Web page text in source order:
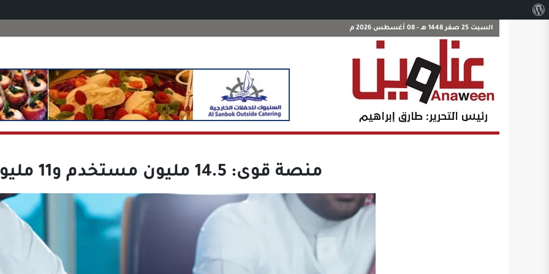
السبت 25 صفر 1448 هـ - 08 أغسطس 2026 م
منصة قوى: 14.5 مليون مستخدم و11 مليون عقد